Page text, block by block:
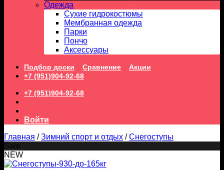
Одежда
Сухие гидрокостюмы
Мембранная одежда
Парки
Пончо
Аксессуары
Подбор доски Сравнение
Акции
+7 (951)904-92-68
+7 (951)904-92-68
Войти
Главная / Зимний спорт и отдых / Снегоступы
Sale
NEW